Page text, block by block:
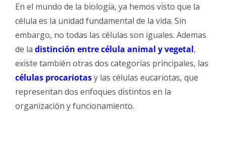
En el mundo de la biología, ya hemos visto que la
célula es la unidad fundamental de la vida. Sin
embargo, no todas las células son iguales. Ademas
de la distinción entre célula animal y vegetal,
existe también otras dos categorías principales, las
células procariotasy las células eucariotas, que
representan dos enfoques distintos en la
organización y funcionamiento.